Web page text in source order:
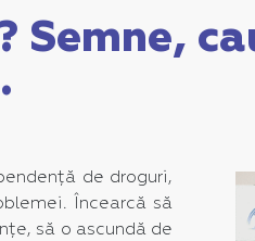
Semne,
de droguri,
Încearcă să
să o ascundă de